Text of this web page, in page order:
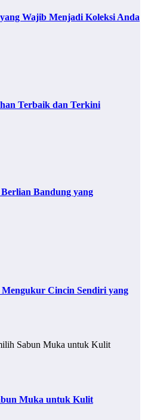
Wajib Menjadi Koleksi Anda
Terbaik dan Terkini
Bandung yang
Cincin Sendiri yang
Muka untuk Kulit